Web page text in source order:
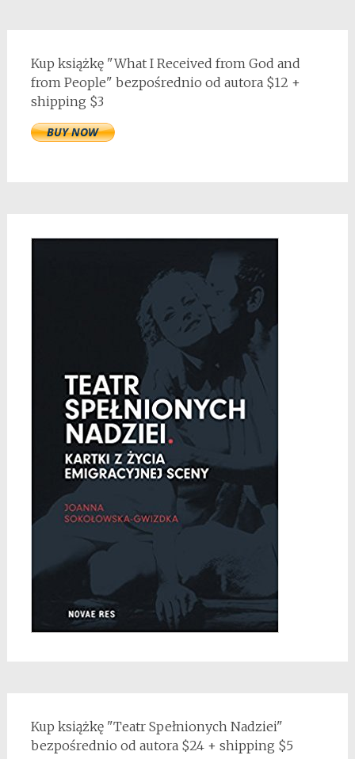
Kup książkę "What I Received from God and
from People" bezpośrednio od autora $12 +
shipping $3
Kup książkę "Teatr Spełnionych Nadziei"
bezpośrednio od autora $24 + shipping $5